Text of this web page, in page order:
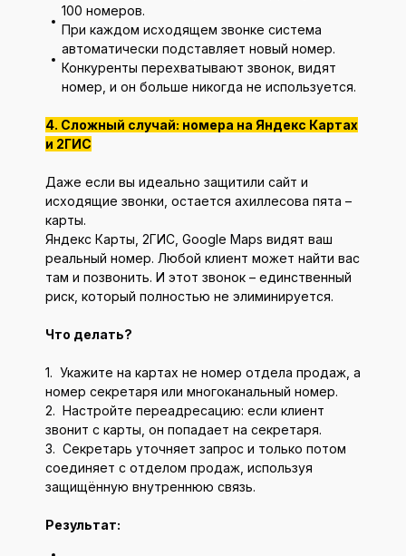
100 номеров.
При каждом исходящем звонке система
автоматически подставляет новый номер.
Конкуренты перехватывают звонок, видят
номер, и он больше никогда не используется.
4. Сложный случай: номера на Яндекс Картах
и 2ГИС
Даже если вы идеально защитили сайт и
исходящие звонки, остается ахиллесова пята –
карты.
Яндекс Карты, 2ГИС, Google Maps видят ваш
реальный номер. Любой клиент может найти вас
там и позвонить. И этот звонок – единственный
риск, который полностью не элиминируется.
Что делать?
1. Укажите на картах не номер отдела продаж, а
номер секретаря или многоканальный номер.
2. Настройте переадресацию: если клиент
звонит с карты, он попадает на секретаря.
3. Секретарь уточняет запрос и только потом
соединяет с отделом продаж, используя
защищённую внутреннюю связь.
Результат: